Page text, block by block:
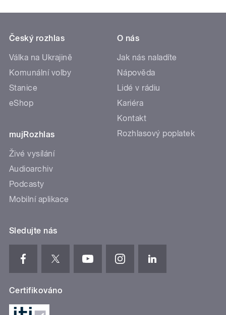
Český rozhlas
Válka na Ukrajině
Komunální volby
Stanice
eShop
mujRozhlas
Živé vysílání
Audioarchiv
Podcasty
Mobilní aplikace
O nás
Jak nás naladíte
Nápověda
Lidé v rádiu
Kariéra
Kontakt
Rozhlasový poplatek
Sledujte nás
Certifikováno